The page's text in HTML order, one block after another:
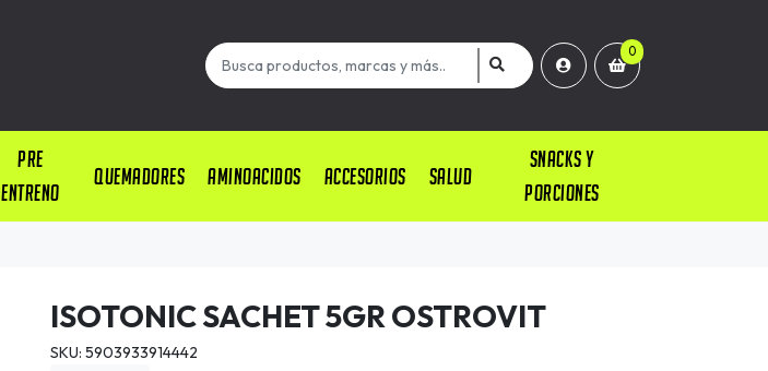
0
PRE
ENTRENO
QUEMADORES AMINOACIDOS ACCESORIOS SALUD
SNACKS Y
PORCIONES
ISOTONIC SACHET 5GR OSTROVIT
SKU: 5903933914442